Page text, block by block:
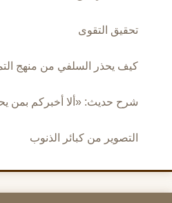
تحقيق التقوى
كيف يحذر السلفي من منهج
شرح حديث: «ألا أخبركم بمن
التصوير من كبائر الذنوب